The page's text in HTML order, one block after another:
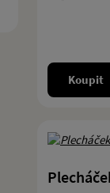
Koupit